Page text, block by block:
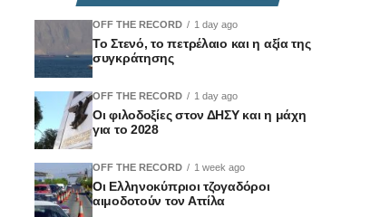
OFF THE RECORD 1 day ago
Το Στενό, το πετρέλαιο και η αξία της
συγκράτησης
OFF THE RECORD 1 day ago
Οι φιλοδοξίες στον ΔΗΣΥ και η μάχη
για το 2028
OFF THE RECORD 1 week ago
Οι Ελληνοκύπριοι τζογαδόροι
αιμοδοτούν τον Αττίλα